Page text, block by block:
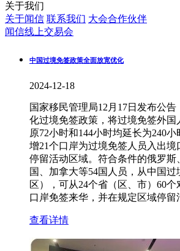
关于我们
关于闻信 联系我们 大会合作伙伴
闻信线上交易会
中国过境免签政策全面放宽优化
2024-12-18
国家移民管理局12月17日发布公
化过境免签政策，将过境免签外国
原72小时和144小时均延长为240
增21个口岸为过境免签人员入出
停留活动区域。符合条件的俄罗斯
国、加拿大等54国人员，从中国
区），可从24个省（区、市）60
口岸免签来华，并在规定区域停留
查看详情